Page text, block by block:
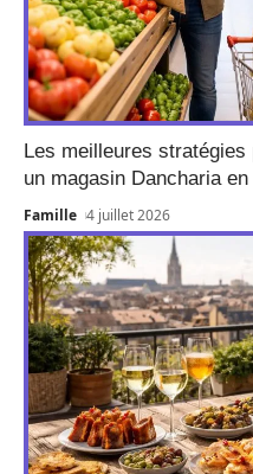
Les meilleures
un magasin Dancharia
Famille 4 juillet 2026